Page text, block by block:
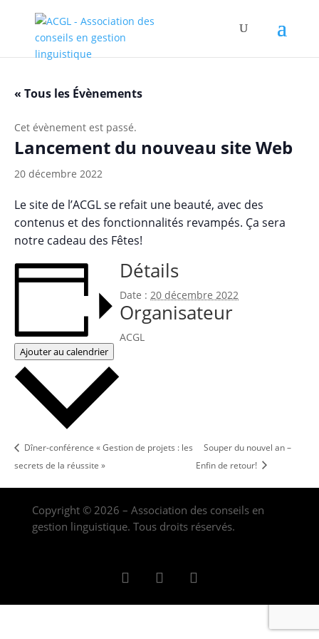
« Tous les Évènements
Cet évènement est passé.
Lancement du nouveau site Web
20 décembre 2022
Le site de l’ACGL se refait une beauté, avec des
contenus et des fonctionnalités revampés. Ça sera
notre cadeau des Fêtes!
Ajouter au calendrier
Détails
Date : 20 décembre 2022
Organisateur
ACGL
Dîner-conférence « Gestion de projets : les
secrets de la réussite »
Souper du nouvel an –
Enfin de retour!
Copyright © 2026 – Association des conseils en
gestion linguistique. Tous droits réservés.